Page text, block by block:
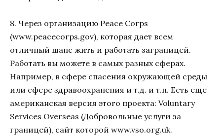
8. Через организацию Peace Corps
(www.peacecorps.gov), которая дает всем
отличный шанс жить и работать заграницей.
Работать вы можете в самых разных сферах.
Например, в сфере спасения окружающей среды
или сфере здравоохранения и т.д. и т.п. Есть еще
американская версия этого проекта: Voluntary
Services Overseas (Добровольные услуги за
границей), сайт которой www.vso.org.uk.